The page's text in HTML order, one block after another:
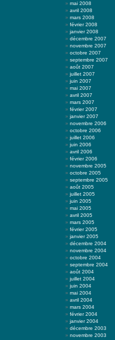
mai 2008
avril 2008
mars 2008
février 2008
janvier 2008
décembre 2007
novembre 2007
octobre 2007
septembre 2007
août 2007
juillet 2007
juin 2007
mai 2007
avril 2007
mars 2007
février 2007
janvier 2007
novembre 2006
octobre 2006
juillet 2006
juin 2006
avril 2006
février 2006
novembre 2005
octobre 2005
septembre 2005
août 2005
juillet 2005
juin 2005
mai 2005
avril 2005
mars 2005
février 2005
janvier 2005
décembre 2004
novembre 2004
octobre 2004
septembre 2004
août 2004
juillet 2004
juin 2004
mai 2004
avril 2004
mars 2004
février 2004
janvier 2004
décembre 2003
novembre 2003